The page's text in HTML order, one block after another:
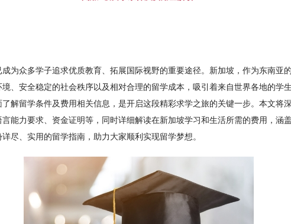
为众多学子追求优质教育、拓展国际视野的重要途径。新加坡，作为东南亚
、安全稳定的社会秩序以及相对合理的留学成本，吸引着来自世界各地的学
解留学条件及费用相关信息，是开启这段精彩求学之旅的关键一步。本文将
能力要求、资金证明等，同时详细解读在新加坡学习和生活所需的费用，涵
尽、实用的留学指南，助力大家顺利实现留学梦想。